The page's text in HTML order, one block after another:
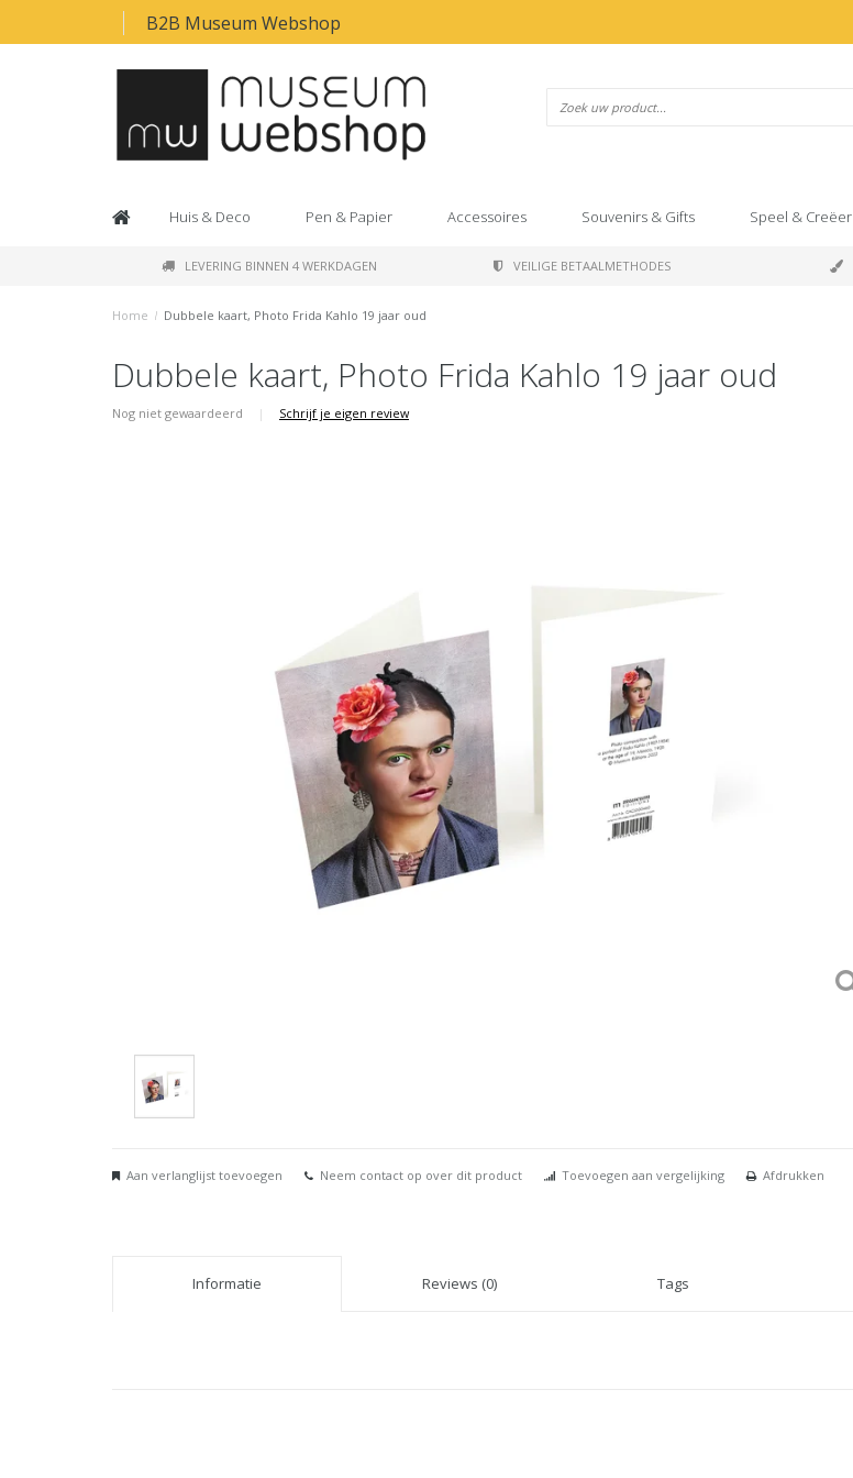
B2B Museum Webshop
Huis & Deco Pen & Papier Accessoires Souvenirs & Gifts Speel & Creëer
LEVERING BINNEN 4 WERKDAGEN VEILIGE BETAALMETHODES
Home / Dubbele kaart, Photo Frida Kahlo 19 jaar oud
Dubbele kaart, Photo Frida Kahlo 19 jaar oud
Nog niet gewaardeerd | Schrijf je eigen review
Aan verlanglijst toevoegen Neem contact op over dit product Toevoegen aan vergelijking Afdrukken
Informatie Reviews (0) Tags